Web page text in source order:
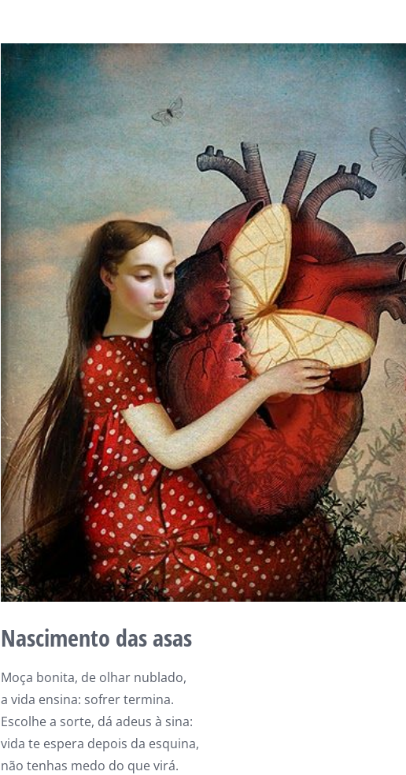
View
Larger
Image
Nascimento das asas
Moça bonita, de olhar nublado,
a vida ensina: sofrer termina.
Escolhe a sorte, dá adeus à sina:
vida te espera depois da esquina,
não tenhas medo do que virá.